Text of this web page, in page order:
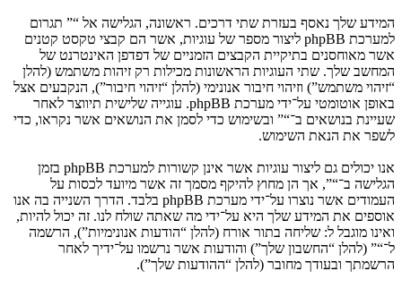
המידע שלך נאסף בעזרת שתי דרכים. ראשונה, הגלישה אל “” תגרום
למערכת phpBB ליצור מספר של עוגיות, אשר הם קבצי טקסט קטנים
אשר מאוחסנים בתיקיית הקבצים הזמניים של דפדפן האינטרנט של
המחשב שלך. שתי העוגיות הראשונות מכילות רק זיהות משתמש (להלן
“זיהוי משתמש”) וזיהוי חיבור אנונימי (להלן “זיהוי חיבור”), הנקבעים אצל
באופן אוטומטי על־ידי מערכת phpBB. עוגייה שלישית תיווצר לאחר
שעיינת בנושאים ב־“” ובשימוש כדי לסמן את הנושאים אשר נקראו, כדי
לשפר את הנאת השימוש.
אנו יכולים גם ליצור עוגיות אשר אינן קשורות למערכת phpBB בזמן
הגלישה ב־“”, אך הן מחוץ להיקף מסמך זה אשר מיועד לכסות על
העמודים אשר נוצרו על־ידי מערכת phpBB בלבד. הדרך השנייה בה אנו
אוספים את המידע שלך היא על־ידי מה שאתה שולח לנו. זה יכול להיות,
ואינו מוגבל ל: שליחה בתור אורח (להלן “הודעות אנונימיות”), הרשמה
ל־“” (להלן “החשבון שלך”) והודעות אשר נרשמו על־ידיך לאחר
הרשמתך ובעודך מחובר (להלן “ההודעות שלך”).